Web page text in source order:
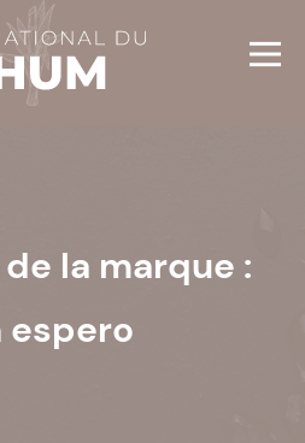
la marque :
espero